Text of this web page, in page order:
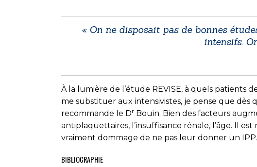
« On ne disposait pas de bonnes
intensifs.
À la lumière de l’étude REVISE, à quels patients
me substituer aux intensivistes, je pense que
recommande le Dr Bouin. Bien des facteurs
antiplaquettaires, l’insuffisance rénale, l’âge. Il
vraiment dommage de ne pas leur donner un
BIBLIOGRAPHIE